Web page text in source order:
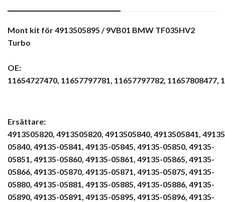
Mont kit för 4913505895 / 9VB01 BMW TF035HV2
Turbo
OE:
11654727470, 11657797781, 11657797782, 11657808477,
Ersättare:
4913505820, 4913505820, 4913505840, 4913505841,
05840, 49135-05841, 49135-05845, 49135-05850, 49135-
05851, 49135-05860, 49135-05861, 49135-05865, 49135-
05866, 49135-05870, 49135-05871, 49135-05875, 49135-
05880, 49135-05881, 49135-05885, 49135-05886, 49135-
05890, 49135-05891, 49135-05895, 49135-05896, 49135-